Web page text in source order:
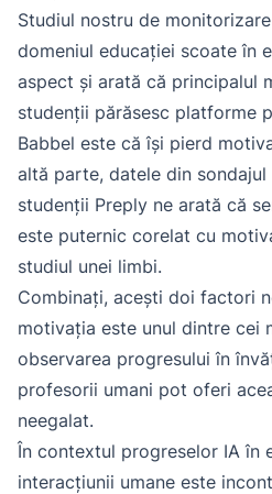
Studiul nostru de
domeniul educației scoate în
aspect și arată că principalul
studenții părăsesc platforme
Babbel este că își pierd
altă parte, datele din
studenții Preply ne arată că
este puternic corelat cu
studiul unei limbi.
Combinați, acești doi factori
motivația este unul dintre cei
observarea progresului în
profesorii umani pot oferi
neegalat.
În contextul progreselor IA în
interacțiunii umane este